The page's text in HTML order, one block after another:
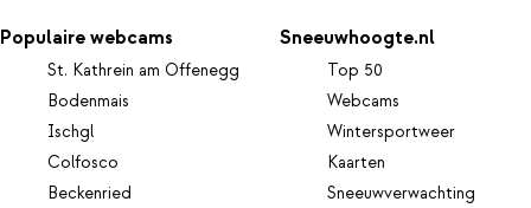
Populaire webcams
St. Kathrein am Offenegg
Bodenmais
Ischgl
Colfosco
Beckenried
Sneeuwhoogte.nl
Top 50
Webcams
Wintersportweer
Kaarten
Sneeuwverwachting